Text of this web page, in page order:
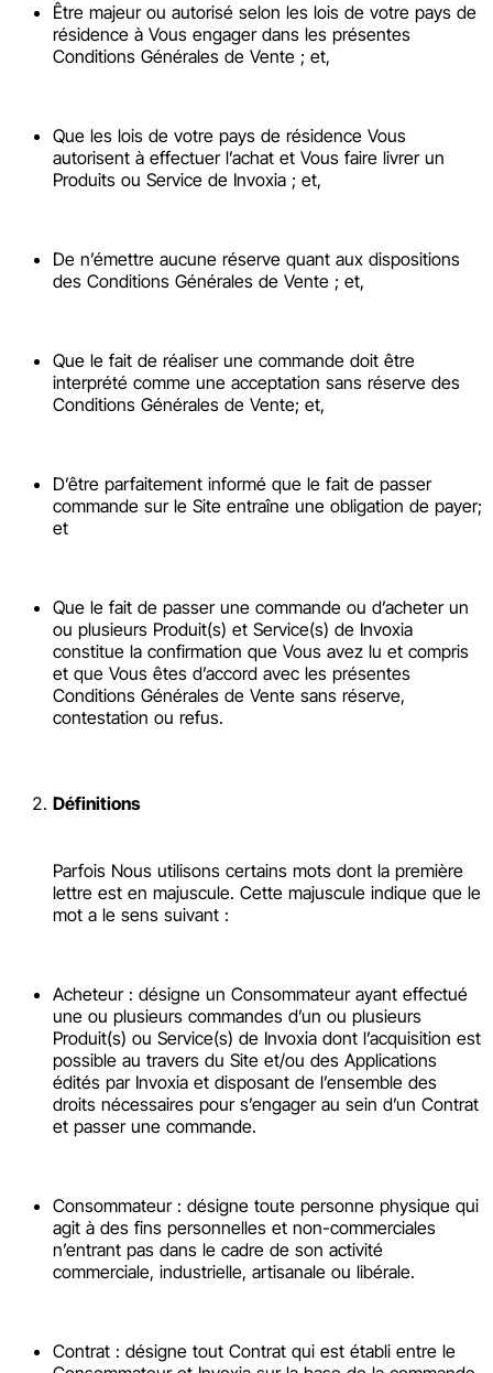
Être majeur ou autorisé selon les lois de votre pays de
résidence à Vous engager dans les présentes
Conditions Générales de Vente ; et,
Que les lois de votre pays de résidence Vous
autorisent à effectuer l’achat et Vous faire livrer un
Produits ou Service de Invoxia ; et,
De n’émettre aucune réserve quant aux dispositions
des Conditions Générales de Vente ; et,
Que le fait de réaliser une commande doit être
interprété comme une acceptation sans réserve des
Conditions Générales de Vente; et,
D’être parfaitement informé que le fait de passer
commande sur le Site entraîne une obligation de payer;
et
Que le fait de passer une commande ou d’acheter un
ou plusieurs Produit(s) et Service(s) de Invoxia
constitue la confirmation que Vous avez lu et compris
et que Vous êtes d’accord avec les présentes
Conditions Générales de Vente sans réserve,
contestation ou refus.
Définitions
Parfois Nous utilisons certains mots dont la première
lettre est en majuscule. Cette majuscule indique que le
mot a le sens suivant :
Acheteur : désigne un Consommateur ayant effectué
une ou plusieurs commandes d’un ou plusieurs
Produit(s) ou Service(s) de Invoxia dont l’acquisition est
possible au travers du Site et/ou des Applications
édités par Invoxia et disposant de l’ensemble des
droits nécessaires pour s’engager au sein d’un Contrat
et passer une commande.
Consommateur : désigne toute personne physique qui
agit à des fins personnelles et non-commerciales
n’entrant pas dans le cadre de son activité
commerciale, industrielle, artisanale ou libérale.
Contrat : désigne tout Contrat qui est établi entre le